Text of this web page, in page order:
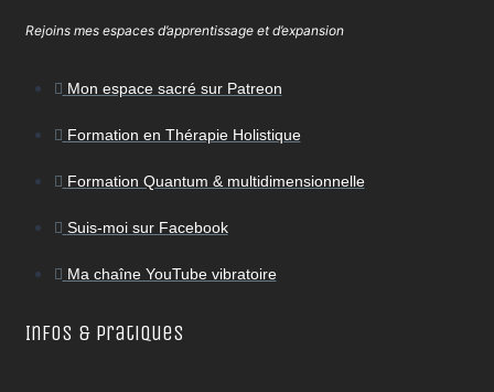
Rejoins mes espaces d’apprentissage et d’expansion
Mon espace sacré sur Patreon
Formation en Thérapie Holistique
Formation Quantum & multidimensionnelle
Suis-moi sur Facebook
Ma chaîne YouTube vibratoire
Infos & Pratiques